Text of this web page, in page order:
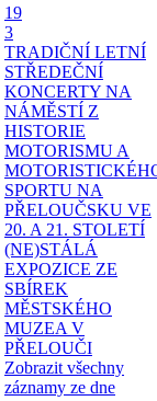
19
3
TRADIČNÍ LETNÍ
STŘEDEČNÍ
KONCERTY NA
NÁMĚSTÍ Z
HISTORIE
MOTORISMU A
SPORTU NA
PŘELOUČSKU VE
20. A 21. STOLETÍ
(NE)STÁLÁ
EXPOZICE ZE
SBÍREK
MĚSTSKÉHO
MUZEA V
PŘELOUČI
Zobrazit všechny
záznamy ze dne